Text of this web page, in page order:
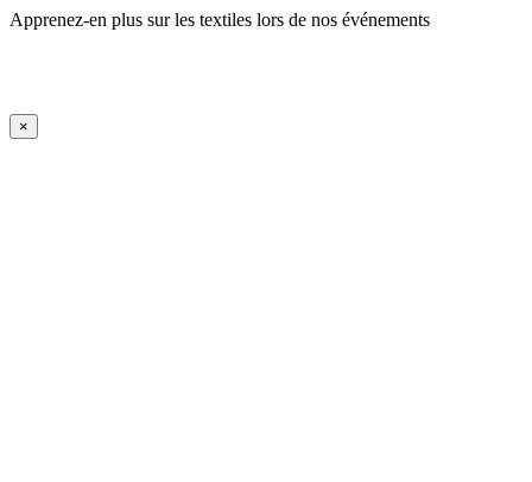
Apprenez-en plus sur les textiles lors de nos événements
iFrame Title
×